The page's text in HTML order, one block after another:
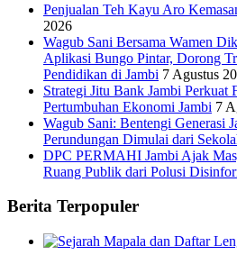
Penjualan Teh Kayu Aro
2026
Wagub Sani Bersama Wamen
Aplikasi Bungo Pintar, Dorong
Pendidikan di Jambi 7 Agustus
Strategi Jitu Bank Jambi Perkuat
Pertumbuhan Ekonomi Jambi 7
Wagub Sani: Bentengi Generasi
Perundungan Dimulai dari
DPC PERMAHI Jambi Ajak
Ruang Publik dari Polusi
Berita Terpopuler